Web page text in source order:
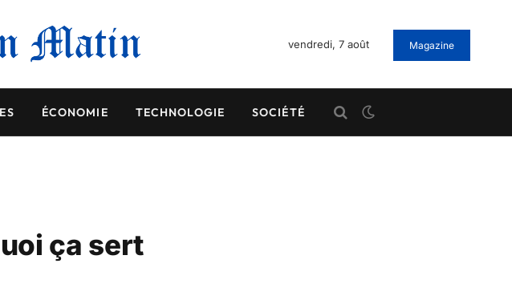
vendredi, 7 août Magazine
ÉCONOMIE TECHNOLOGIE SOCIÉTÉ
ça sert